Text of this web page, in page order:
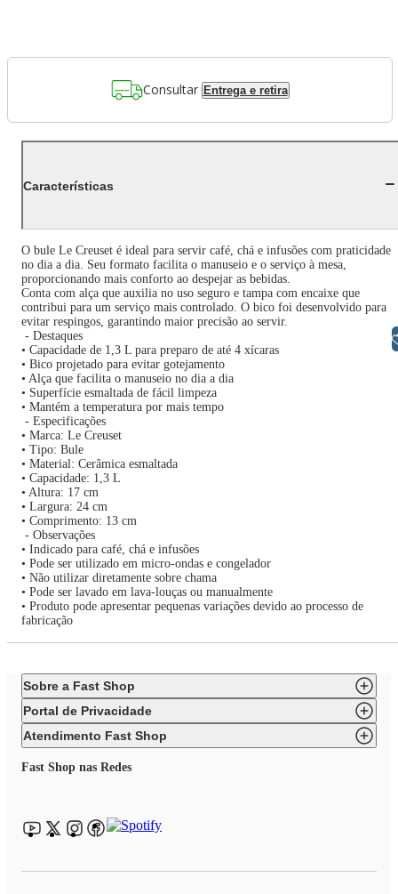
Consultar Entrega e retira
Características
O bule Le Creuset é ideal para servir café, chá e infusões com praticidade
no dia a dia. Seu formato facilita o manuseio e o serviço à mesa,
proporcionando mais conforto ao despejar as bebidas.
Conta com alça que auxilia no uso seguro e tampa com encaixe que
contribui para um serviço mais controlado. O bico foi desenvolvido para
evitar respingos, garantindo maior precisão ao servir.
- Destaques
• Capacidade de 1,3 L para preparo de até 4 xícaras
• Bico projetado para evitar gotejamento
• Alça que facilita o manuseio no dia a dia
• Superfície esmaltada de fácil limpeza
• Mantém a temperatura por mais tempo
- Especificações
• Marca: Le Creuset
• Tipo: Bule
• Material: Cerâmica esmaltada
• Capacidade: 1,3 L
• Altura: 17 cm
• Largura: 24 cm
• Comprimento: 13 cm
- Observações
• Indicado para café, chá e infusões
• Pode ser utilizado em micro-ondas e congelador
• Não utilizar diretamente sobre chama
• Pode ser lavado em lava-louças ou manualmente
• Produto pode apresentar pequenas variações devido ao processo de
fabricação
Sobre a Fast Shop
Portal de Privacidade
Atendimento Fast Shop
Fast Shop nas Redes